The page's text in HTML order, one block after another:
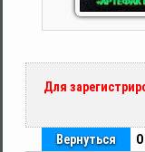
Для
Вернуться